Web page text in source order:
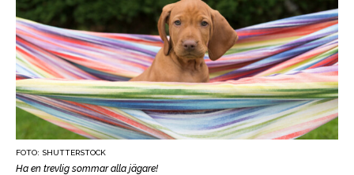
FOTO: SHUTTERSTOCK
Ha en trevlig sommar alla jägare!